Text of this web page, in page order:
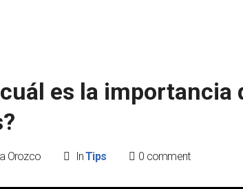
es la importancia
Orozco InTips 0 comment